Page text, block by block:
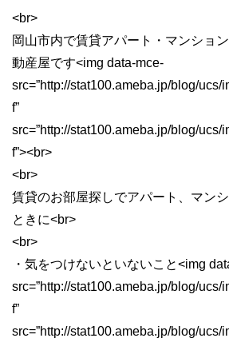
<br>
岡山市内で賃貸アパート・マンショ
動産屋です<img data-mce-
src=”http://stat100.ameba.jp/blog/ucs/
f”
src=”http://stat100.ameba.jp/blog/ucs/
f”><br>
<br>
賃貸のお部屋探しでアパート、マン
ときに<br>
<br>
・気をつけないといないこと<img
src=”http://stat100.ameba.jp/blog/ucs/
f”
src=”http://stat100.ameba.jp/blog/ucs/